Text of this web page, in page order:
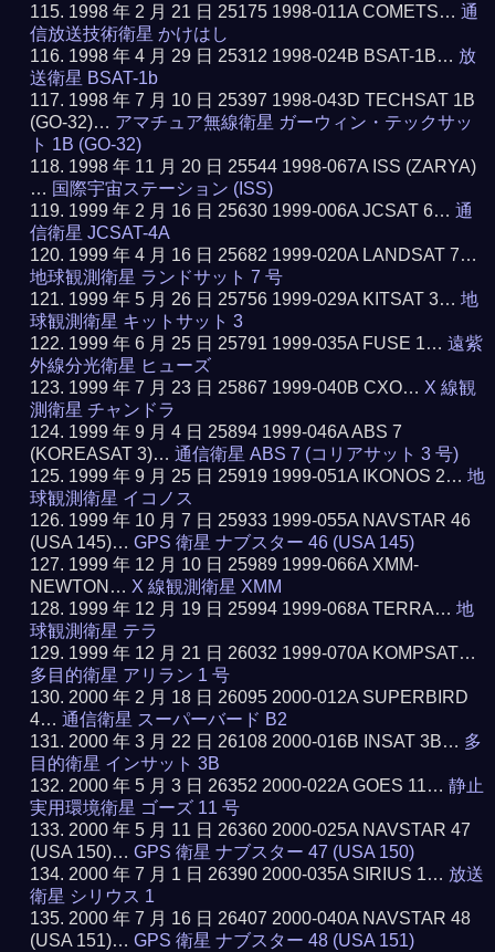
1998 年 2 月 21 日 25175 1998-011A COMETS…通
信放送技術衛星 かけはし
1998 年 4 月 29 日 25312 1998-024B BSAT-1B… 放
送衛星 BSAT-1b
1998 年 7 月 10 日 25397 1998-043D TECHSAT 1B
(GO-32)… アマチュア無線衛星 ガーウィン・テックサッ
ト 1B (GO-32)
1998 年 11 月 20 日 25544 1998-067A ISS (ZARYA)
… 国際宇宙ステーション (ISS)
1999 年 2 月 16 日 25630 1999-006A JCSAT 6…通
信衛星 JCSAT-4A
1999 年 4 月 16 日 25682 1999-020A LANDSAT 7…
地球観測衛星 ランドサット 7 号
1999 年 5 月 26 日 25756 1999-029A KITSAT 3…地
球観測衛星 キットサット 3
1999 年 6 月 25 日 25791 1999-035A FUSE 1…遠紫
外線分光衛星 ヒューズ
1999 年 7 月 23 日 25867 1999-040B CXO… X 線観
測衛星 チャンドラ
1999 年 9 月 4 日 25894 1999-046A ABS 7
(KOREASAT 3)…通信衛星 ABS 7 (コリアサット 3 号)
1999 年 9 月 25 日 25919 1999-051A IKONOS 2…地
球観測衛星 イコノス
1999 年 10 月 7 日 25933 1999-055A NAVSTAR 46
(USA 145)…GPS 衛星 ナブスター 46 (USA 145)
1999 年 12 月 10 日 25989 1999-066A XMM-
NEWTON… X 線観測衛星 XMM
1999 年 12 月 19 日 25994 1999-068A TERRA…地
球観測衛星 テラ
1999 年 12 月 21 日 26032 1999-070A KOMPSAT…
多目的衛星 アリラン 1 号
2000 年 2 月 18 日 26095 2000-012A SUPERBIRD
4…通信衛星 スーパーバード B2
2000 年 3 月 22 日 26108 2000-016B INSAT 3B… 多
目的衛星 インサット 3B
2000 年 5 月 3 日 26352 2000-022A GOES 11…静止
実用環境衛星 ゴーズ 11 号
2000 年 5 月 11 日 26360 2000-025A NAVSTAR 47
(USA 150)…GPS 衛星 ナブスター 47 (USA 150)
2000 年 7 月 1 日 26390 2000-035A SIRIUS 1… 放送
衛星 シリウス 1
2000 年 7 月 16 日 26407 2000-040A NAVSTAR 48
(USA 151)…GPS 衛星 ナブスター 48 (USA 151)